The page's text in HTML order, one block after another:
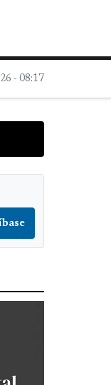
- 08:17